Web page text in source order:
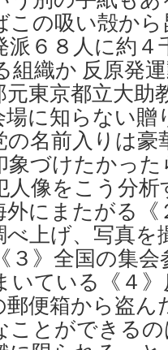
この吸い殻か
派６８人に約
織か 反原発
東京都立大助
に知らない
の名前入りは
象づけたかっ
像をこう分析
にまたがる《
べ上げ、写真
３》全国の集
いている《４
便箱から盗
とができるの